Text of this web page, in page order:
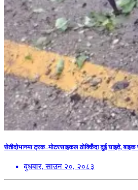
सेतीदोभानमा ट्रक–मोटरसाइकल ठोक्किँदा दुई घाइते,
बुधबार, साउन २०, २०८३